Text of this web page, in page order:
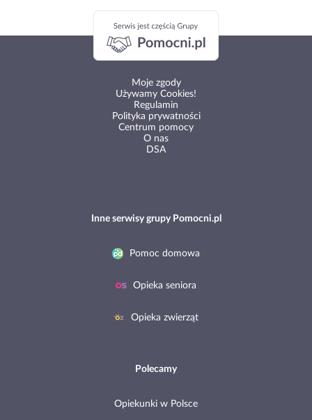
Moje zgody
Używamy Cookies!
Regulamin
Polityka prywatności
Centrum pomocy
O nas
DSA
Inne serwisy grupy Pomocni.pl
Pomoc domowa
Opieka seniora
Opieka zwierząt
Polecamy
Opiekunki w Polsce